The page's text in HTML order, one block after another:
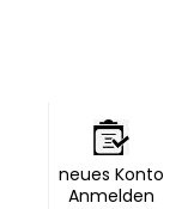
neues Konto
Anmelden